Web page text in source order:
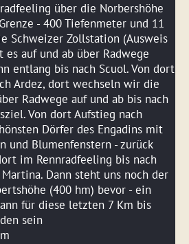
über die Norbershöhe
- 400 Tiefenmeter und 11
Schweizer Zollstation (Ausweis
es auf und ab über Radwege
entlang bis nach Scuol. Von dort
Ardez, dort wechseln wir die
Radwege auf und ab bis nach
Von dort Aufstieg nach
Dörfer des Engadins mit
und Blumenfenstern - zurück
im Rennradfeeling bis nach
Dann steht uns noch der
(400 hm) bevor - ein
für diese letzten 7 Km bis
sein